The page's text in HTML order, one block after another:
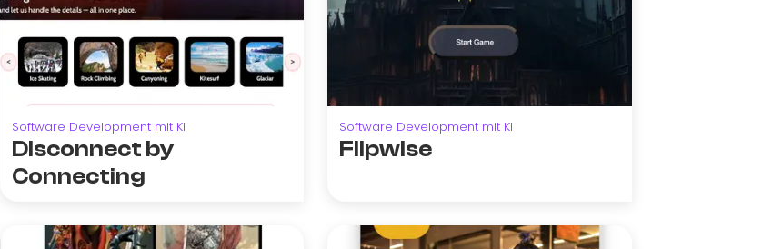
Software Development mit KI
Disconnect by
Connecting
Software Development mit KI
Flipwise